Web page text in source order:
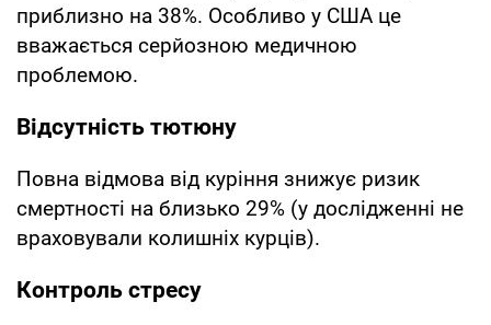
приблизно на 38%. Особливо у США це
вважається серйозною медичною
проблемою.
Відсутність тютюну
Повна відмова від куріння знижує ризик
смертності на близько 29% (у дослідженні не
враховували колишніх курців).
Контроль стресу